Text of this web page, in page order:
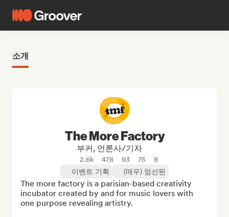
소개
The More Factory
부커, 언론사/기자
2.6k 478 93 75
8
이벤트 기획
(매우) 엄선된
The more factory is a parisian-based creativity
incubator created by and for music lovers with
one purpose revealing artistry.